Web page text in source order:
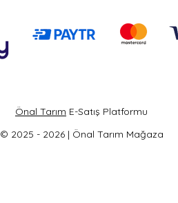
Önal Tarım E-Satış Platformu
© 2025 - 2026 | Önal Tarım Mağaza